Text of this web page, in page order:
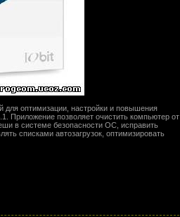
оптимизации, настройки и повышения
Приложение позволяет очистить компьютер от
в системе безопасности ОС, исправить
списками автозагрузок, оптимизировать